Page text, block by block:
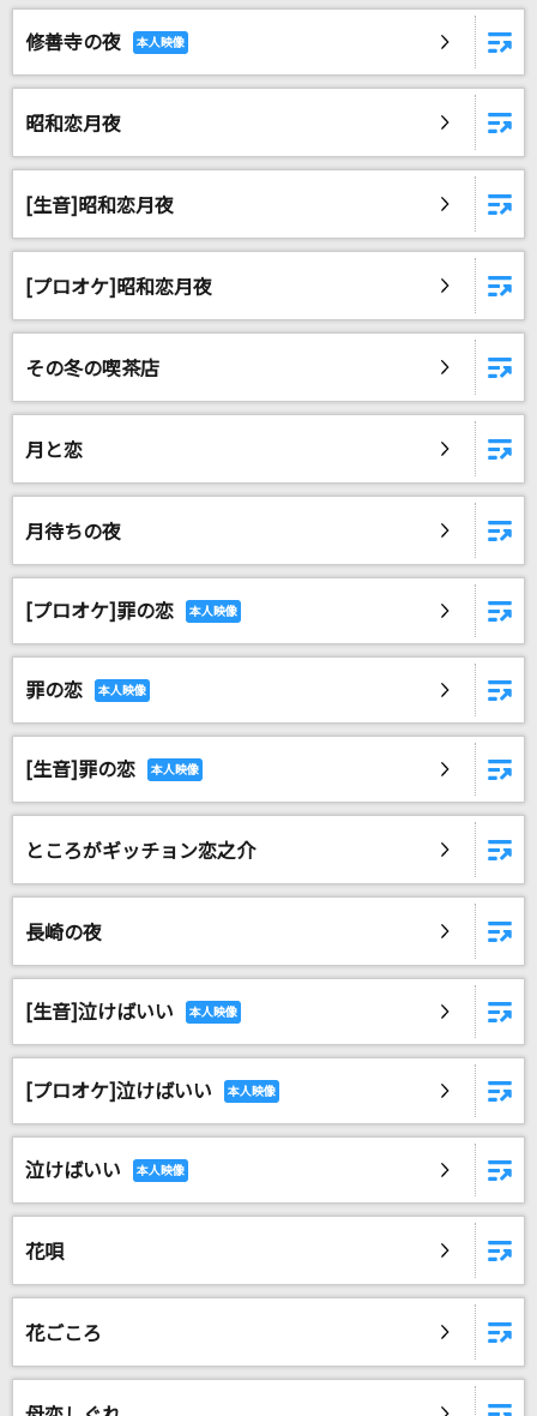
修善寺の夜
昭和恋月夜
[生音]昭和恋月夜
[プロオケ]昭和恋月夜
その冬の喫茶店
月と恋
月待ちの夜
[プロオケ]罪の恋
罪の恋
[生音]罪の恋
ところがギッチョン恋之介
長崎の夜
[生音]泣けばいい
[プロオケ]泣けばいい
泣けばいい
花唄
花ごころ